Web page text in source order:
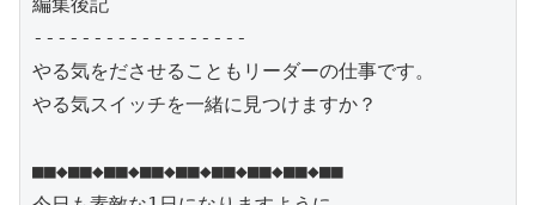
編集後記
------------------
やる気をださせることもリーダーの仕事です。
やる気スイッチを一緒に見つけますか？
■■◆■■◆■■◆■■◆■■◆■■◆■■◆■■◆■■